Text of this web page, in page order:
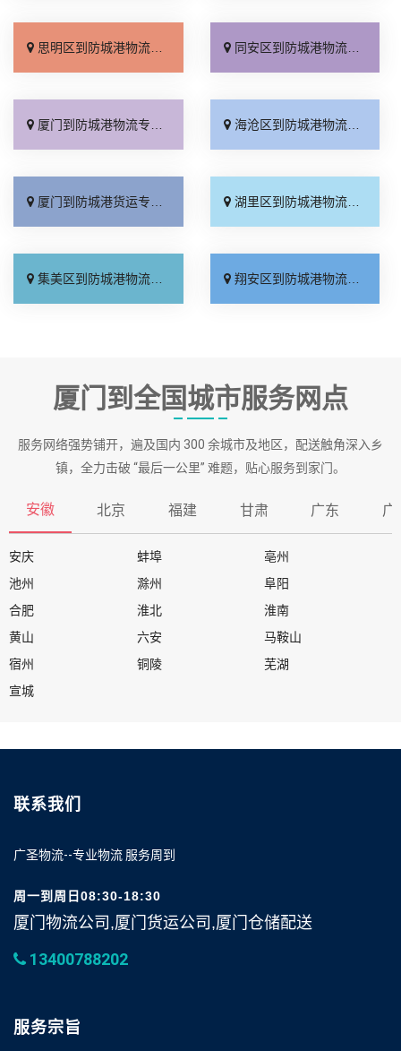
思明区到防城港物流专线_全程直达「损坏理赔」 同安区到防城港物流专线_全程直达「全程定位」
厦门到防城港物流专线_直达往返「直通专线」 海沧区到防城港物流专线_运费多少「运价行情」
厦门到防城港货运专线-厦门到防城港物流公司_快运直达「专业靠谱」 湖里区到防城港物流专线_实时反馈「全境派送」
集美区到防城港物流专线_一站式托运「来电咨询」 翔安区到防城港物流专线_实时跟踪 「一站式托运」
厦门到全国城市服务网点
服务网络强势铺开，遍及国内 300 余城市及地区，配送触角深入乡
镇，全力击破 “最后一公里” 难题，贴心服务到家门。
安徽 北京 福建 甘肃 广东 广
安庆 蚌埠
亳州
池州
滁州
阜阳
合肥
淮北
淮南
黄山
六安
马鞍山
宿州
铜陵
芜湖
宣城
联系我们
广圣物流--专业物流 服务周到
周一到周日08:30-18:30
厦门物流公司,厦门货运公司,厦门仓储配送
13400788202
服务宗旨